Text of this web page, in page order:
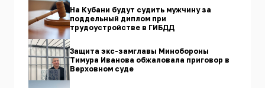
На Кубани будут судить мужчину за
поддельный диплом при
трудоустройстве в ГИБДД
Защита экс-замглавы Минобороны
Тимура Иванова обжаловала приговор в
Верховном суде